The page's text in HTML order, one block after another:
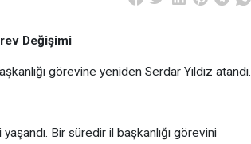
Değişimi
görevine yeniden Serdar Yıldız atandı.
Bir süredir il başkanlığı görevini